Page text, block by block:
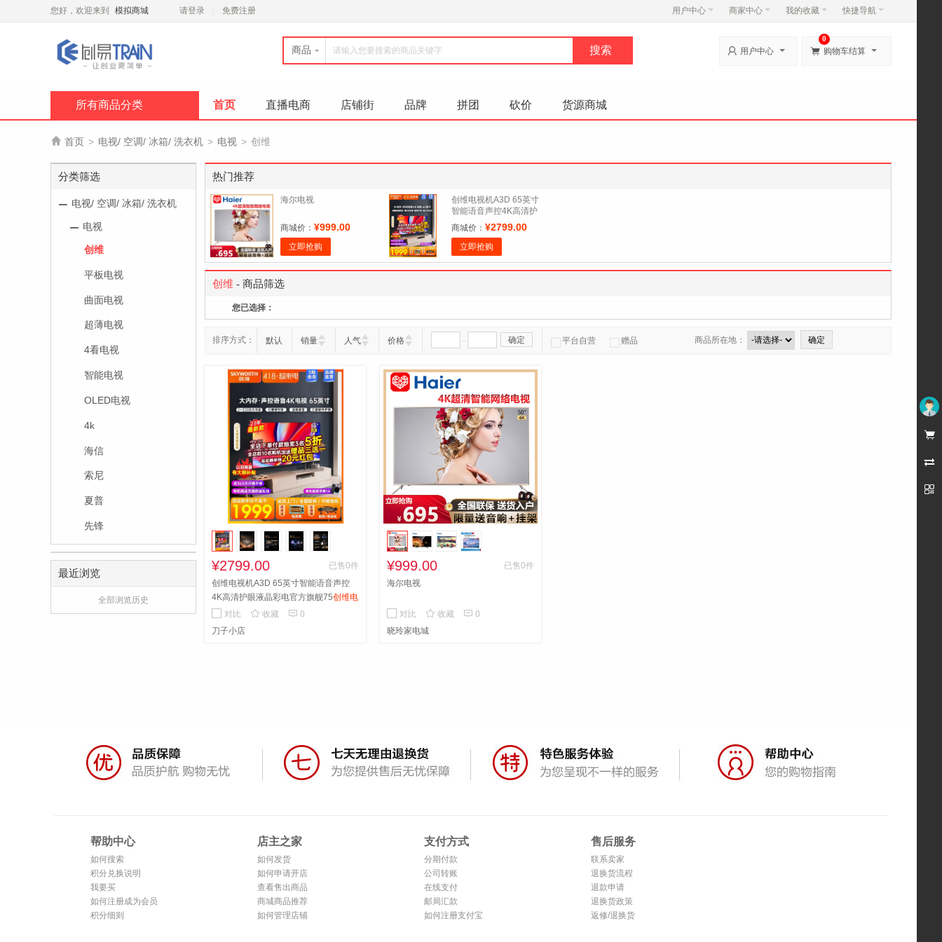
您好，欢迎来到 模拟商城 请登录 免费注册 用户中心 商家中心 我的收藏 快捷导航
未登录



商品  用户中心  购物车结算
0
所有商品分类 首页 直播电商 店铺街 品牌 拼团 砍价 货源商城
 首页 > 电视/ 空调/ 冰箱/ 洗衣机 > 电视 > 创维
分类筛选
电视/ 空调/ 冰箱/ 洗衣机
电视
创维
平板电视
曲面电视
超薄电视
4看电视
智能电视
OLED电视
4k
海信
索尼
夏普
先锋
最近浏览
全部浏览历史
热门推荐
海尔电视
商城价： ¥999.00
立即抢购
创维电视机A3D 65英寸
智能语音声控4K高清护
眼液晶彩电官方旗舰75
商城价： ¥2799.00
立即抢购
创维 - 商品筛选
您已选择：
排序方式： 默认 销量 人气 价格 - 确定 平台自营 赠品 商品所在地：
¥2799.00
已售0件
创维电视机A3D 65英寸智能语音声控
4K高清护眼液晶彩电官方旗舰75创维电
视机A3D 65英寸智能语音声控4K高清
护眼液晶彩电官方旗舰75
对比  收藏  0
刀子小店
¥999.00
已售0件
海尔电视
对比  收藏  0
晓玲家电城
帮助中心
如何搜索
积分兑换说明
我要买
如何注册成为会员
积分细则
店主之家
如何发货
如何申请开店
查看售出商品
商城商品推荐
如何管理店铺
支付方式
分期付款
公司转账
在线支付
邮局汇款
如何注册支付宝
售后服务
联系卖家
退换货流程
退款申请
退换货政策
返修/退换货